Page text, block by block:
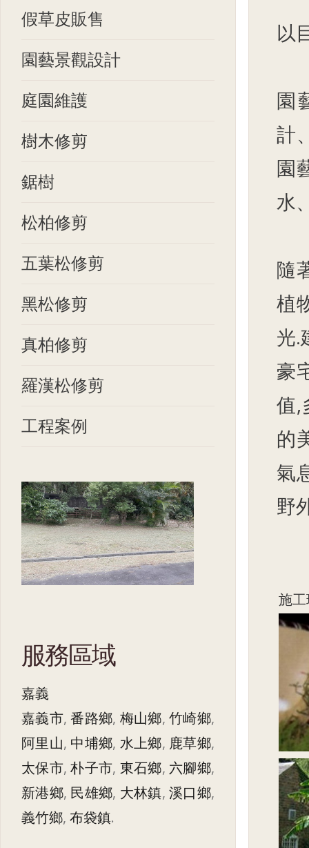
以
園
計
園
水
隨
植
光.
豪
值,
的
氣
野
施
假草皮販售
園藝景觀設計
庭園維護
樹木修剪
鋸樹
松柏修剪
五葉松修剪
黑松修剪
真柏修剪
羅漢松修剪
工程案例
服務區域
嘉義
嘉義市,番路鄉, 梅山鄉,竹崎鄉,
阿里山, 中埔鄉, 水上鄉, 鹿草鄉,
太保市,朴子市, 東石鄉, 六腳鄉,
新港鄉, 民雄鄉, 大林鎮,溪口鄉,
義竹鄉, 布袋鎮.